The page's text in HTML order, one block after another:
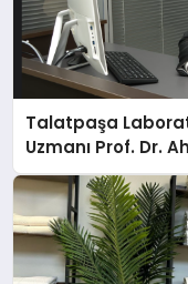
Talatpaşa
Uzmanı Prof. Dr.